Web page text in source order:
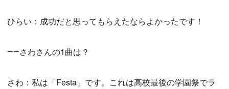
ひらい：成功だと思ってもらえたならよかったです！
――さわさんの1曲は？
さわ：私は「Festa」です。これは高校最後の学園祭でラ